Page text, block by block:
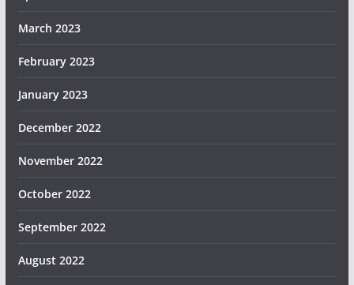
March 2023
February 2023
January 2023
December 2022
November 2022
October 2022
September 2022
August 2022